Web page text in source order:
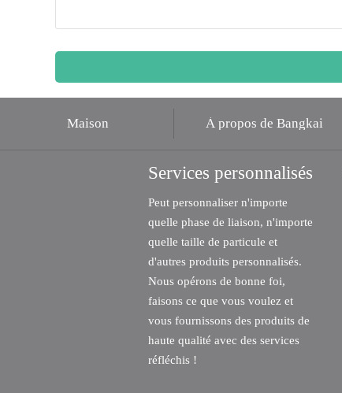
Maison À propos de Bangkai
Services personnalisés
Peut personnaliser n'importe
quelle phase de liaison, n'importe
quelle taille de particule et
d'autres produits personnalisés.
Nous opérons de bonne foi,
faisons ce que vous voulez et
vous fournissons des produits de
haute qualité avec des services
réfléchis !